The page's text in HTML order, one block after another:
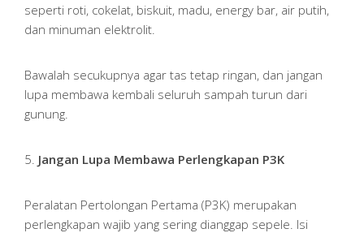
seperti roti, cokelat, biskuit, madu, energy bar, air putih,
dan minuman elektrolit.
Bawalah secukupnya agar tas tetap ringan, dan jangan
lupa membawa kembali seluruh sampah turun dari
gunung.
5. Jangan Lupa Membawa Perlengkapan P3K
Peralatan Pertolongan Pertama (P3K) merupakan
perlengkapan wajib yang sering dianggap sepele. Isi